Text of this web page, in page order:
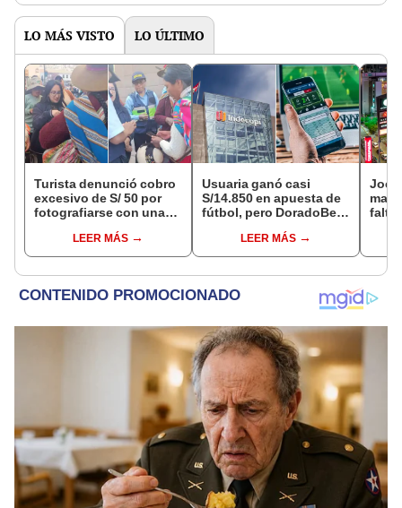
LO MÁS VISTO LO ÚLTIMO
Turista denunció cobro
excesivo de S/ 50 por
fotografiarse con una
Serenazgo recuperó el
dinero
LEER MÁS
Usuaria ganó casi
S/14.850 en apuesta de
fútbol, pero DoradoBet
Indecopi multó a la
empresa con más de S/
LEER MÁS
falta